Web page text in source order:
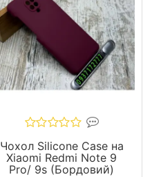
Чохол Silicone Case на
Xiaomi Redmi Note 9
Pro/ 9s (Бордовий)